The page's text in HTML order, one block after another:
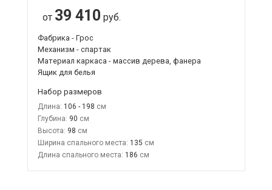
от 39 410 руб.
Фабрика - Грос
Механизм - спартак
Материал каркаса - массив дерева, фанера
Ящик для белья
Набор размеров
Длина: 106 - 198
Глубина: 90
Высота: 98
Ширина спального места: 135
Длина спального места: 186